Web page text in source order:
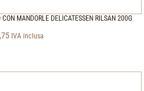
MANDORLE DELICATESSEN RILSAN 200G
IVA inclusa